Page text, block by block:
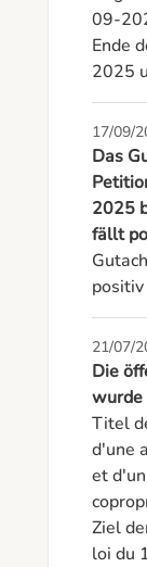
09-
Ende
2025
17/09/
Das
2025
fällt
positiv
21/07/
Die
Titel
d'une
et
Ziel
loi du